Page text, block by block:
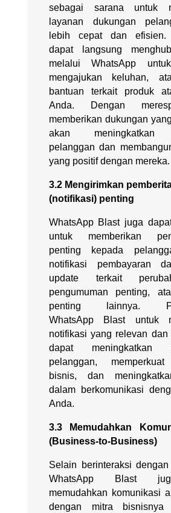
sebagai sarana untuk
layanan dukungan
lebih cepat dan efisien.
dapat langsung
melalui WhatsApp
mengajukan keluhan,
bantuan terkait produk
Anda. Dengan
memberikan dukungan
akan meningkatkan
pelanggan dan
yang positif dengan mereka.
3.2 Mengirimkan
(notifikasi) penting
WhatsApp Blast juga
untuk memberikan
penting kepada
notifikasi pembayaran
update terkait
pengumuman penting,
penting lainnya.
WhatsApp Blast untuk
notifikasi yang relevan dan
dapat meningkatkan
pelanggan,
bisnis, dan
dalam berkomunikasi
Anda.
3.3 Memudahkan
(Business-to-Business)
Selain berinteraksi
WhatsApp Blast
memudahkan komunikasi
dengan mitra